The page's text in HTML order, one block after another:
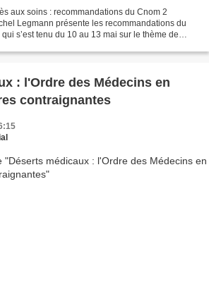
aux soins : recommandations du Cnom 2
Legmann présente les recommandations du
s’est tenu du 10 au 13 mai sur le thème de
: l'Ordre des Médecins en
contraignantes